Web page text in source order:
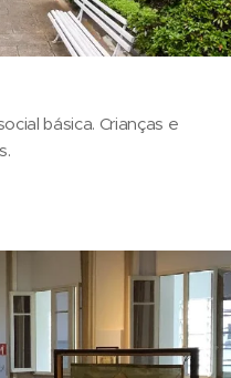
básica. Crianças e